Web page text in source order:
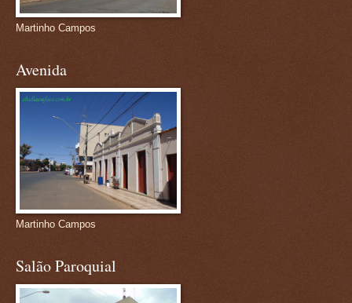
Martinho Campos
Avenida
Martinho Campos
Salão Paroquial